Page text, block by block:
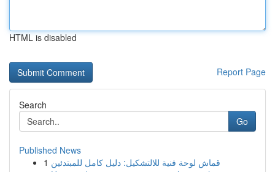
HTML is disabled
Report Page
Search
Go
Published News
1 قماش لوحة فنية للالتشكيل: دليل كامل للمبتدئين